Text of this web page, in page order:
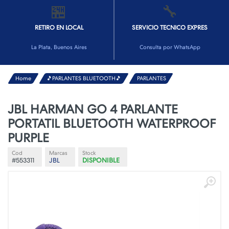
🏪
RETIRO EN LOCAL
La Plata, Buenos Aires
🔧
SERVICIO TECNICO EXPRES
Consulta por WhatsApp
Home 🎵PARLANTES BLUETOOTH🎵 PARLANTES
JBL HARMAN GO 4 PARLANTE
PORTATIL BLUETOOTH WATERPROOF
PURPLE
Cod
#553311
Marcas
JBL
Stock
DISPONIBLE